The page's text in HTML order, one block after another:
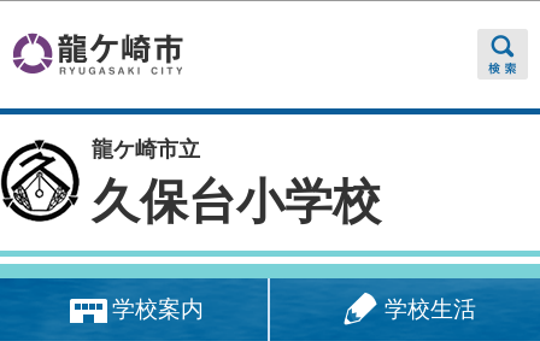
龍ケ崎市立
久保台小学校
学校案内 学校生活